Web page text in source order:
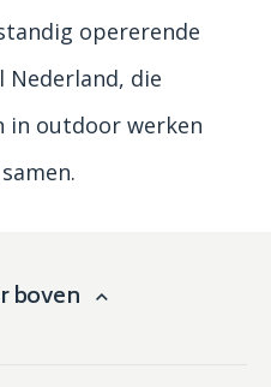
opererende
Nederland, die
in outdoor werken
boven